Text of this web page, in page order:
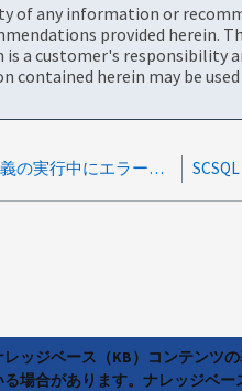
of any information or
provided herein.
a customer's responsibility
herein may be
SCSQLバックアップ：コマンド定義の実行中にエラーが発生しました
ッジベース（KB）コンテンツ
場合があります。ナレッジベ